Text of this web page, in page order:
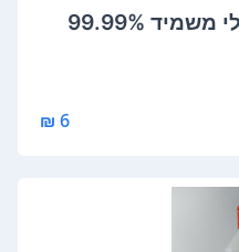
מטליות לחות לניקוי כללי משמיד 99.99%
6 ₪